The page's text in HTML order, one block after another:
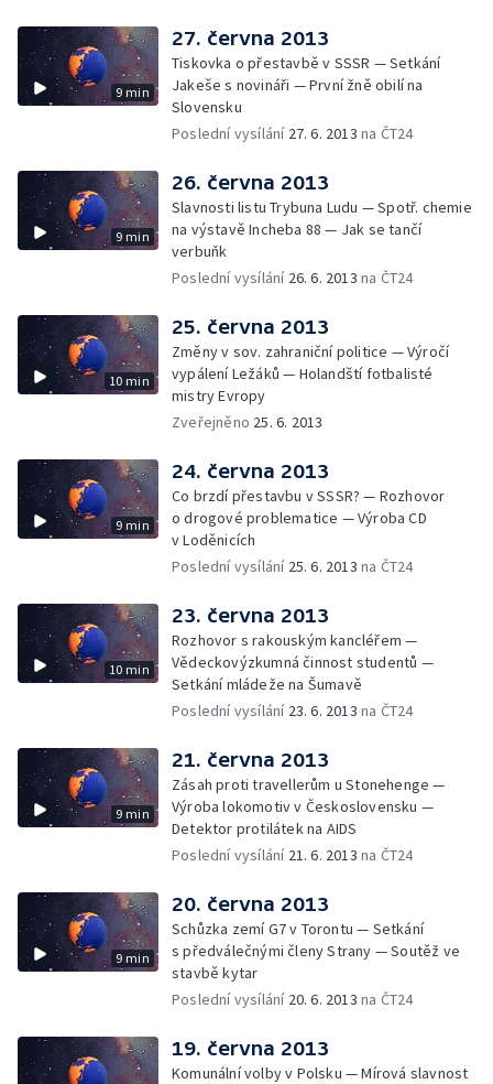
9 min
27. června 2013
Tiskovka o přestavbě v SSSR — Setkání
Jakeše s novináři — První žně obilí na
Slovensku
Poslední vysílání 27. 6. 2013 na ČT24
9 min
26. června 2013
Slavnosti listu Trybuna Ludu — Spotř. chemie
na výstavě Incheba 88 — Jak se tančí
verbuňk
Poslední vysílání 26. 6. 2013 na ČT24
10 min
25. června 2013
Změny v sov. zahraniční politice — Výročí
vypálení Ležáků — Holandští fotbalisté
mistry Evropy
Zveřejněno 25. 6. 2013
9 min
24. června 2013
Co brzdí přestavbu v SSSR? — Rozhovor
o drogové problematice — Výroba CD
v Loděnicích
Poslední vysílání 25. 6. 2013 na ČT24
10 min
23. června 2013
Rozhovor s rakouským kancléřem —
Vědeckovýzkumná činnost studentů —
Setkání mládeže na Šumavě
Poslední vysílání 23. 6. 2013 na ČT24
9 min
21. června 2013
Zásah proti travellerům u Stonehenge —
Výroba lokomotiv v Československu —
Detektor protilátek na AIDS
Poslední vysílání 21. 6. 2013 na ČT24
9 min
20. června 2013
Schůzka zemí G7 v Torontu — Setkání
s předválečnými členy Strany — Soutěž ve
stavbě kytar
Poslední vysílání 20. 6. 2013 na ČT24
19. června 2013
Komunální volby v Polsku — Mírová slavnost